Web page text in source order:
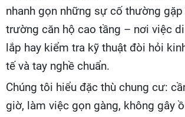
nhanh gọn những sự cố thường
trường căn hộ cao tầng – nơi việc
lắp hay kiểm tra kỹ thuật đòi hỏi
tế và tay nghề chuẩn.
Chúng tôi hiểu đặc thù chung cư:
giờ, làm việc gọn gàng, không gây